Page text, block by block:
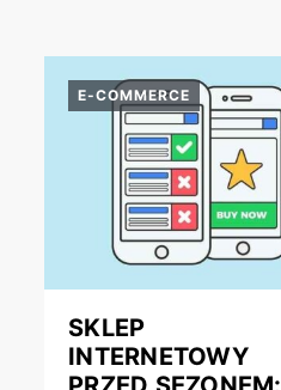
E-COMMERCE
SKLEP
INTERNETOWY